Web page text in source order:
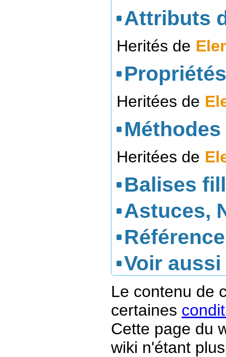
Attributs
Herités de
Heritées de
Heritées de
Balises
Astuces,
Voir aussi
Le contenu de
certaines
Cette page du
wiki n'étant